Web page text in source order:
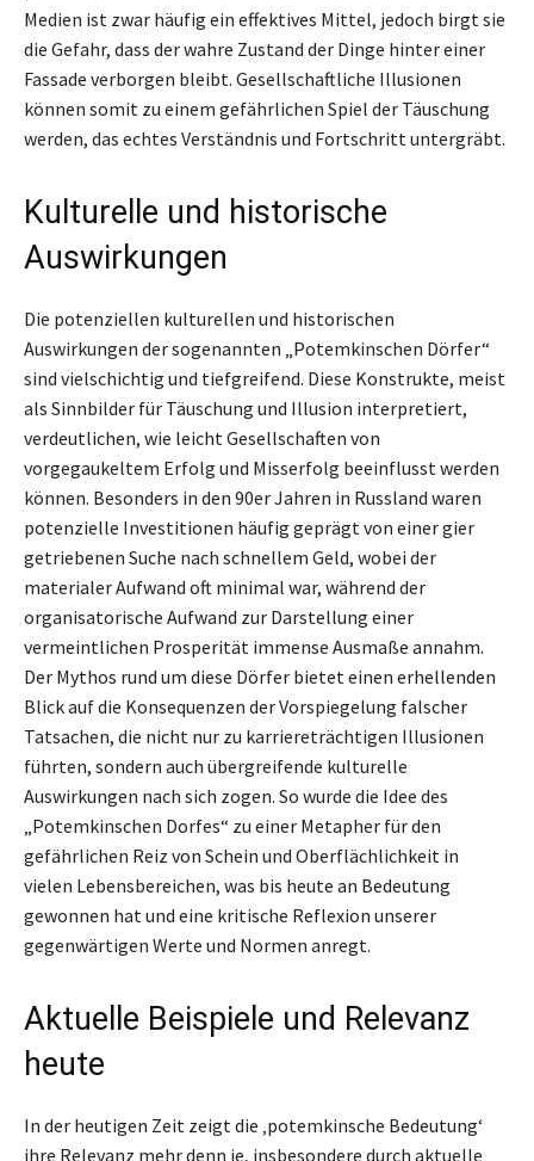
Medien ist zwar häufig ein effektives Mittel, jedoch birgt sie
die Gefahr, dass der wahre Zustand der Dinge hinter einer
Fassade verborgen bleibt. Gesellschaftliche Illusionen
können somit zu einem gefährlichen Spiel der Täuschung
werden, das echtes Verständnis und Fortschritt untergräbt.
Kulturelle und historische
Auswirkungen
Die potenziellen kulturellen und historischen
Auswirkungen der sogenannten „Potemkinschen Dörfer“
sind vielschichtig und tiefgreifend. Diese Konstrukte, meist
als Sinnbilder für Täuschung und Illusion interpretiert,
verdeutlichen, wie leicht Gesellschaften von
vorgegaukeltem Erfolg und Misserfolg beeinflusst werden
können. Besonders in den 90er Jahren in Russland waren
potenzielle Investitionen häufig geprägt von einer gier
getriebenen Suche nach schnellem Geld, wobei der
materialer Aufwand oft minimal war, während der
organisatorische Aufwand zur Darstellung einer
vermeintlichen Prosperität immense Ausmaße annahm.
Der Mythos rund um diese Dörfer bietet einen erhellenden
Blick auf die Konsequenzen der Vorspiegelung falscher
Tatsachen, die nicht nur zu karriereträchtigen Illusionen
führten, sondern auch übergreifende kulturelle
Auswirkungen nach sich zogen. So wurde die Idee des
„Potemkinschen Dorfes“ zu einer Metapher für den
gefährlichen Reiz von Schein und Oberflächlichkeit in
vielen Lebensbereichen, was bis heute an Bedeutung
gewonnen hat und eine kritische Reflexion unserer
gegenwärtigen Werte und Normen anregt.
Aktuelle Beispiele und Relevanz
heute
In der heutigen Zeit zeigt die ‚potemkinsche Bedeutung‘
ihre Relevanz mehr denn je, insbesondere durch aktuelle